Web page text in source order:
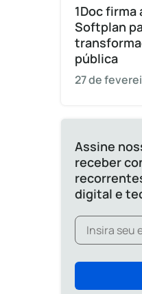
1Doc
Softplan
pública
27 de
Assine
receber
digital e